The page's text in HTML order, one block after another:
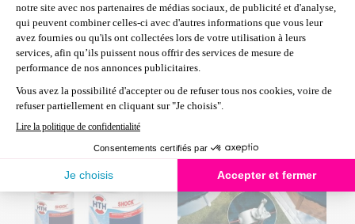
Livraison sous 10/15 jours Livraison 3/4 semaines
Les clients qui ont acheté ce
produit ont également acheté :
LOT ÉCONOMIQUE